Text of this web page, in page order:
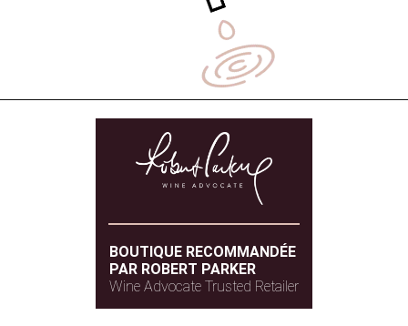
BOUTIQUE RECOMMANDÉE
PAR ROBERT PARKER
Wine Advocate Trusted Retailer